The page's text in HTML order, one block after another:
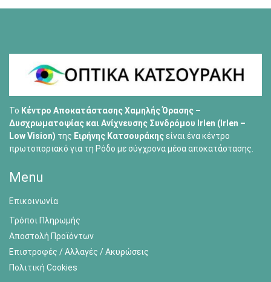
Το Κέντρο Αποκατάστασης Χαμηλής Όρασης –
Δυσχρωματοψίας και Ανίχνευσης Συνδρόμου Irlen (Irlen –
Low Vision) της Ειρήνης Κατσουράκηςείναι ένα κέντρο
πρωτοποριακό για τη Ρόδο με σύγχρονα μέσα αποκατάστασης.
Menu
Επικοινωνία
Τρόποι Πληρωμής
Αποστολή Προϊόντων
Επιστροφές / Αλλαγές / Ακυρώσεις
Πολιτική Cookies